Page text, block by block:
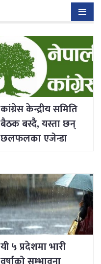
कांग्रेस केन्द्रीय समिति
बैठक बस्दै, यस्ता छन्
छलफलका एजेन्डा
यी ५ प्रदेशमा भारी